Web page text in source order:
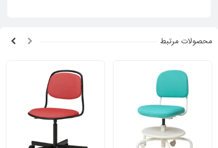
این صندلی برای استفاده در کلیه فضاهای اداری و عمومی مورد
آزمایش قرار گرفته است و توانسته الزامات دوام، ثبات و کیفیت
ساخت را که در استاندارد های
و ANSI/BIFMA
x5.1تعیین شده با موفقیت پشت سر بگذارد.
توجه: این محصول به آسانی توسط خود شما قابل مونتاژ میباشد
محصولات مرتبط